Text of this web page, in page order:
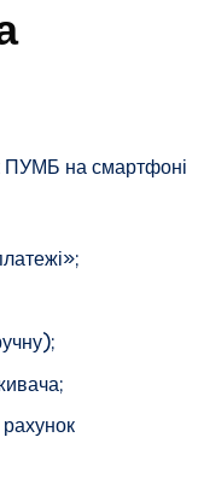
ПУМБ на смартфоні